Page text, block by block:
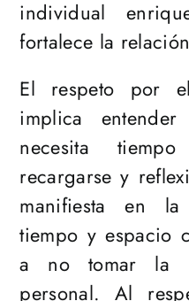
individual
fortalece la
El respeto por
implica
necesita
recargarse y
manifiesta en
tiempo y espacio
a no tomar la
personal. Al